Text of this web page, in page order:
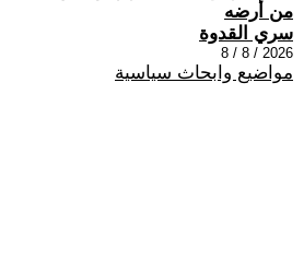
من أرضه
سري القدوة
2026 / 8 / 8
مواضيع وابحاث سياسية